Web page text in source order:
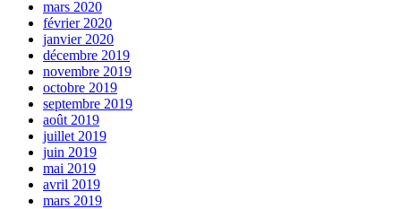
mars 2020
février 2020
janvier 2020
décembre 2019
novembre 2019
octobre 2019
septembre 2019
août 2019
juillet 2019
juin 2019
mai 2019
avril 2019
mars 2019